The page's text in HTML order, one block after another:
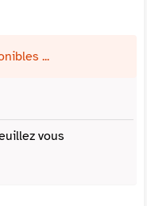
...
vous